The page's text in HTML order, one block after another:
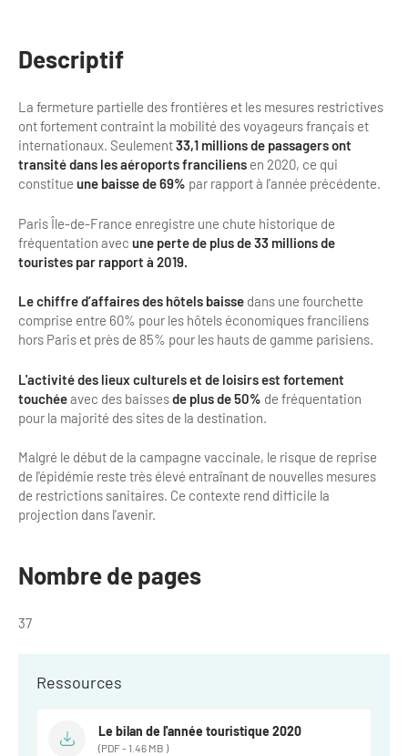
Améliorer l’expérience de vos visiteurs
Besoins et attentes des visiteurs
Améliorer la qualité
Partage d'expériences professionnelles
Accessibilité
Se former et s'informer à l'Accessibilité
Comment se rendre accessible?
Le Label Villes et Villages Fleuris
L'organisation du label
L'organisation des visites
Remise des Prix
City Tours
Logistique
Agences Réceptives et évènementielles
Services, Wifi, cartes
Destination Groupes
Magazine Paris Region
Newsletter BtoB
Institutionnels du tourisme
Descriptif
La fermeture partielle des frontières et les mesures restrictives
ont fortement contraint la mobilité des voyageurs français et
internationaux. Seulement33,1 millions de passagers ont
transité dans les aéroports franciliens en 2020, ce qui
constitue une baisse de 69% par rapport à l’année précédente.
Paris Île-de-France enregistre une chute historique de
fréquentation avec une perte de plus de 33 millions de
touristes par rapport à 2019.
Le chiffre d’affaires des hôtels baisse dans une fourchette
comprise entre 60% pour les hôtels économiques franciliens
hors Paris et près de 85% pour les hauts de gamme parisiens.
L'activité des lieux culturels et de loisirs est fortement
touchéeavec des baissesde plus de 50% de fréquentation
pour la majorité des sites de la destination.
Malgré le début de la campagne vaccinale, le risque de reprise
de l'épidémie reste très élevé entraînant de nouvelles mesures
de restrictions sanitaires. Ce contexte rend difficile la
projection dans l'avenir.
Nombre de pages
37
Ressources
Le bilan de l'année touristique 2020
(PDF - 1.46 MB )